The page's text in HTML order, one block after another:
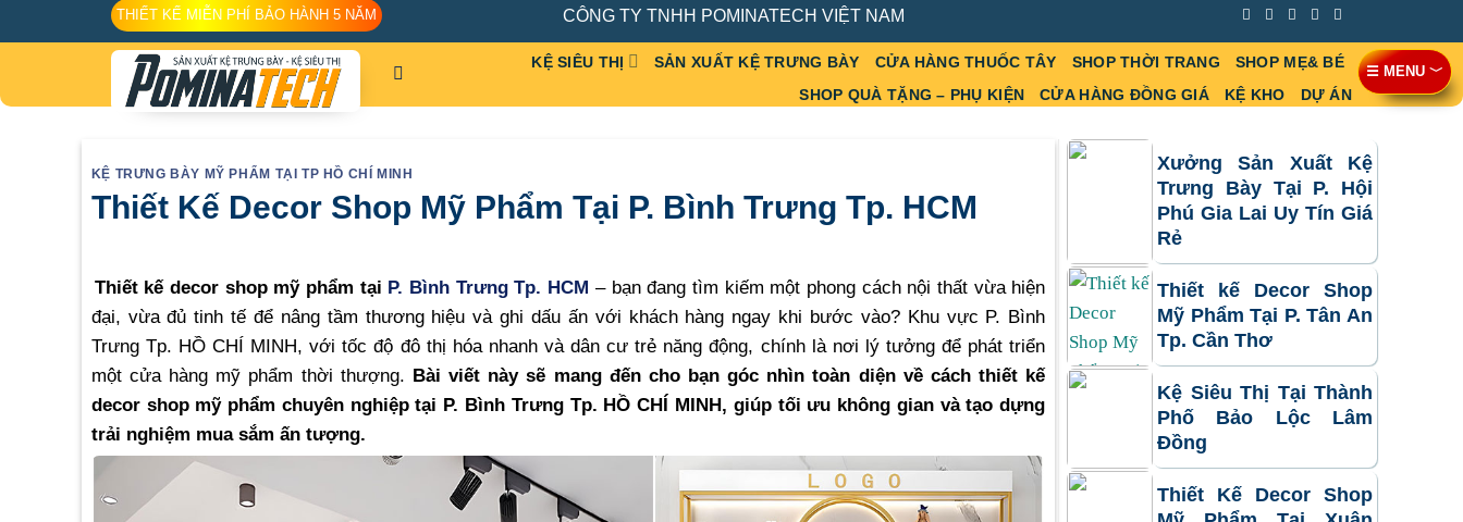
to
THIẾT KẾ MIỄN PHÍ BẢO HÀNH 5 NĂM CÔNG TY TNHH POMINATECH VIỆT NAM
KỆ SIÊU THỊ SẢN XUẤT KỆ TRƯNG BÀY CỬA HÀNG THUỐC TÂY SHOP THỜI TRANG
SHOP MẸ& BÉ
SHOP QUÀ TẶNG – PHỤ KIỆN
CỬA HÀNG ĐỒNG GIÁ KỆ KHO DỰ ÁN
KỆ TRƯNG BÀY MỸ PHẨM TẠI TP HỒ CHÍ MINH
Thiết Kế Decor Shop Mỹ Phẩm Tại P. Bình Trưng Tp. HCM
Thiết kế decor shop mỹ phẩm tại P. Bình Trưng Tp. HCM – bạn đang tìm kiếm một phong cách nội thất vừa hiện
đại, vừa đủ tinh tế để nâng tầm thương hiệu và ghi dấu ấn với khách hàng ngay khi bước vào? Khu vực P. Bình
Trưng Tp. HỒ CHÍ MINH, với tốc độ đô thị hóa nhanh và dân cư trẻ năng động, chính là nơi lý tưởng để phát triển
một cửa hàng mỹ phẩm thời thượng. Bài viết này sẽ mang đến cho bạn góc nhìn toàn diện về cách thiết kế
decor shop mỹ phẩm chuyên nghiệp tại P. Bình Trưng Tp. HỒ CHÍ MINH, giúp tối ưu không gian và tạo dựng
trải nghiệm mua sắm ấn tượng.
Xưởng Sản Xuất Kệ
Trưng Bày Tại P. Hội
Phú Gia Lai Uy Tín Giá
Rẻ
Thiết kế Decor Shop
Mỹ Phẩm Tại P. Tân An
Tp. Cần Thơ
Kệ Siêu Thị Tại Thành
Phố Bảo Lộc Lâm
Đồng
Thiết Kế Decor Shop
☰ MENU ﹀